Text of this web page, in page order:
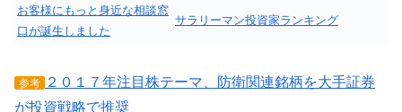
お客様にもっと身近な相談窓
口が誕生しました
サラリーマン投資家ランキング
参考
２０１７年注目株テーマ、防衛関連銘柄を大手証券
が投資戦略で推奨